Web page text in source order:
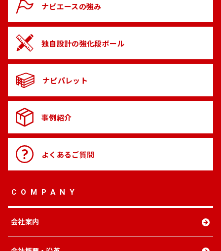
ナビエースの強み
独自設計の強化段ボール
ナビパレット
事例紹介
よくあるご質問
COMPANY
会社案内